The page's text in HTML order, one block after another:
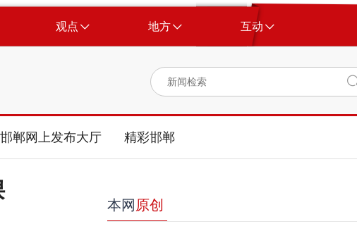
观点 地方 互动
邯郸网上发布大厅 精彩邯郸
本网 原创